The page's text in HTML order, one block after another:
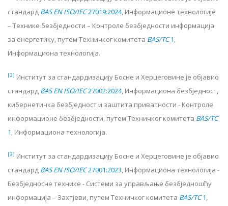
стандард BAS EN ISO/IEC27019:2024, Информационе технологије
– Технике безбједности – Контроле безбједности информација
за енергетику, путем Техничког комитета BAS/TC1,
Информациона технологија.
[2] Институт за стандардизацију Босне и Херцеговине је објавио
стандард BAS EN ISO/IEC27002:2024, Информациона безбједност,
кибернетичка безбједност и заштита приватности - Контроле
информационе безбједности, путем Техничког комитета BAS/TC
1, Информациона технологија.
[3] Институт за стандардизацију Босне и Херцеговине је објавио
стандард BAS EN ISO/IEC27001:2023, Информациона технологија -
Безбједносне технике - Системи за управљање безбједношћу
информација – Захтјеви, путем Техничког комитета BAS/TC1,